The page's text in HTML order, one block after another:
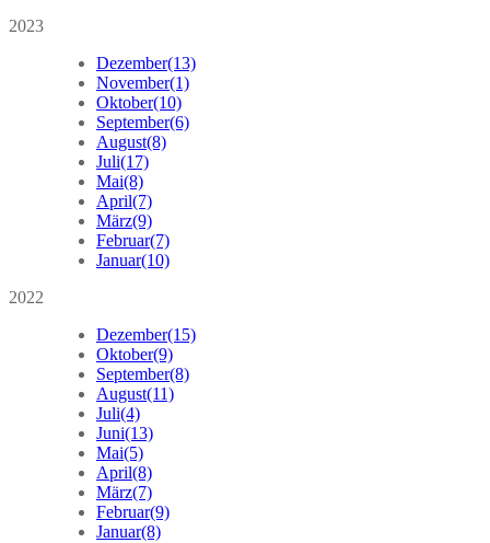
2023
Dezember(13)
November(1)
Oktober(10)
September(6)
August(8)
Juli(17)
Mai(8)
April(7)
März(9)
Februar(7)
Januar(10)
2022
Dezember(15)
Oktober(9)
September(8)
August(11)
Juli(4)
Juni(13)
Mai(5)
April(8)
März(7)
Februar(9)
Januar(8)